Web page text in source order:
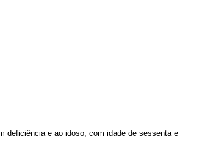
deficiência e ao idoso, com idade de sessenta e